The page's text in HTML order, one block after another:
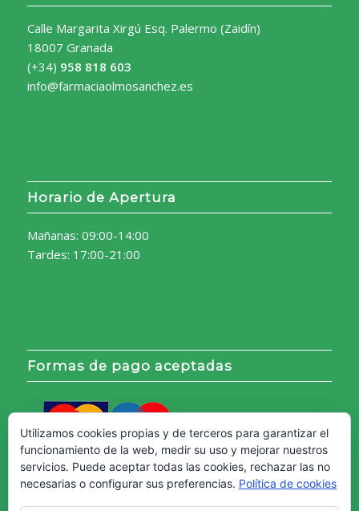
Calle Margarita Xirgú Esq. Palermo (Zaidín)
18007 Granada
(+34) 958 818 603
info@farmaciaolmosanchez.es
Horario de Apertura
Mañanas: 09:00-14:00
Tardes: 17:00-21:00
Formas de pago aceptadas
Utilizamos cookies propias y de terceros para garantizar el
funcionamiento de la web, medir su uso y mejorar nuestros
servicios. Puede aceptar todas las cookies, rechazar las no
necesarias o configurar sus preferencias. Política de cookies